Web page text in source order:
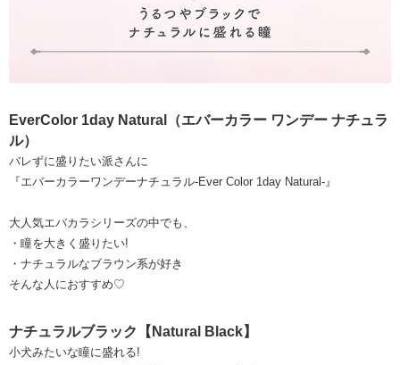
EverColor 1day Natural（エバーカラー ワンデー ナチュラ
ル）
バレずに盛りたい派さんに
『エバーカラーワンデーナチュラル-Ever Color 1day Natural-』
大人気エバカラシリーズの中でも、
・瞳を大きく盛りたい!
・ナチュラルなブラウン系が好き
そんな人におすすめ♡
ナチュラルブラック【Natural Black】
小犬みたいな瞳に盛れる!